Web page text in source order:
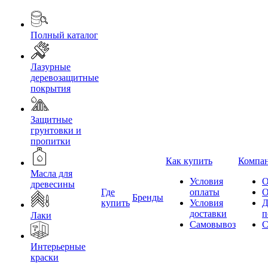
Полный каталог
Лазурные
деревозащитные
покрытия
Защитные
грунтовки и
пропитки
Масла для
древесины
Лаки
Интерьерные
краски
Где
купить
Бренды
Как купить
Условия
оплаты
Условия
доставки
Самовывоз